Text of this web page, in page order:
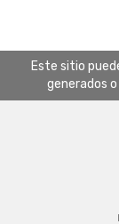
Este sitio
generados